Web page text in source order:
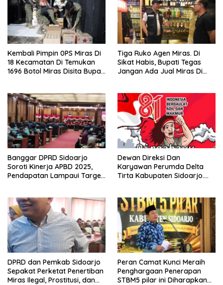
Kembali Pimpin 0PS Miras Di
18 Kecamatan Di Temukan
1696 Botol Miras Disita Bupati
Tiga Ruko Agen Miras. Di
Sikat Habis, Bupati Tegas
Jangan Ada Jual Miras Di
Banggar DPRD Sidoarjo
Soroti Kinerja APBD 2025,
Pendapatan Lampaui Target
Dewan Direksi Dan
Karyawan Perumda Delta
Tirta Kabupaten Sidoarjo.
Tahun. 17 Agustus 1945- 17
Agustus Tahun 2026
DPRD dan Pemkab Sidoarjo
Sepakat Perketat Penertiban
Miras Ilegal, Prostitusi, dan
Peran Camat Kunci Meraih
Penghargaan Penerapan
STBM5 pilar ini Diharapkan